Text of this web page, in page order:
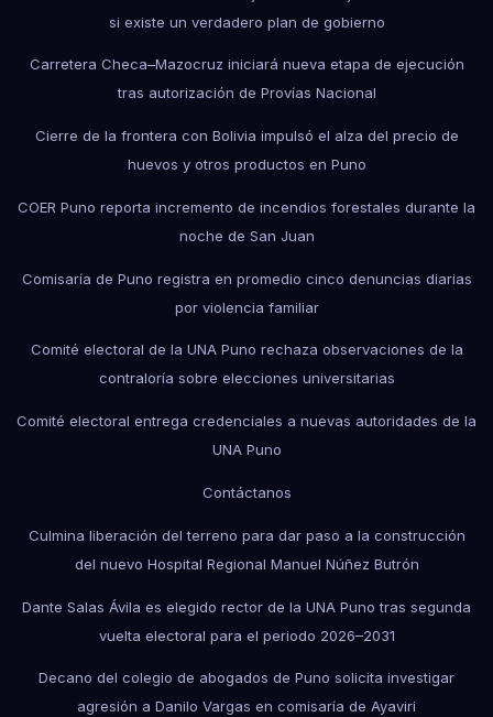
si existe un verdadero plan de gobierno
Carretera Checa–Mazocruz iniciará nueva etapa de ejecución
tras autorización de Provías Nacional
Cierre de la frontera con Bolivia impulsó el alza del precio de
huevos y otros productos en Puno
COER Puno reporta incremento de incendios forestales durante la
noche de San Juan
Comisaría de Puno registra en promedio cinco denuncias diarias
por violencia familiar
Comité electoral de la UNA Puno rechaza observaciones de la
contraloría sobre elecciones universitarias
Comité electoral entrega credenciales a nuevas autoridades de la
UNA Puno
Contáctanos
Culmina liberación del terreno para dar paso a la construcción
del nuevo Hospital Regional Manuel Núñez Butrón
Dante Salas Ávila es elegido rector de la UNA Puno tras segunda
vuelta electoral para el periodo 2026–2031
Decano del colegio de abogados de Puno solicita investigar
agresión a Danilo Vargas en comisaría de Ayaviri